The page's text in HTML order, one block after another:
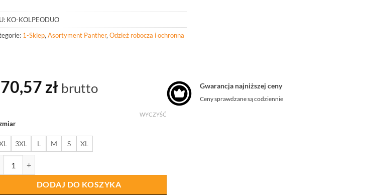
KO-KOLPEODUO
1-Sklep, Asortyment Panther, Odzież robocza i ochronna
zł brutto
3XL L M S XL
WYCZYŚĆ
DODAJ DO KOSZYKA
Gwarancja najniższej ceny
Ceny sprawdzane są codziennie